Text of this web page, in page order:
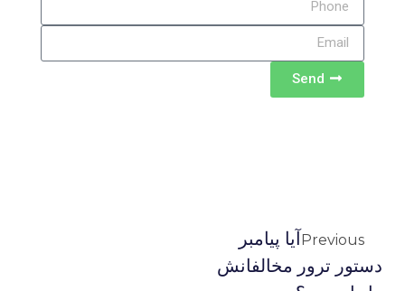
Send
Previousآیا پیامبر
دستور ترور مخالفانش